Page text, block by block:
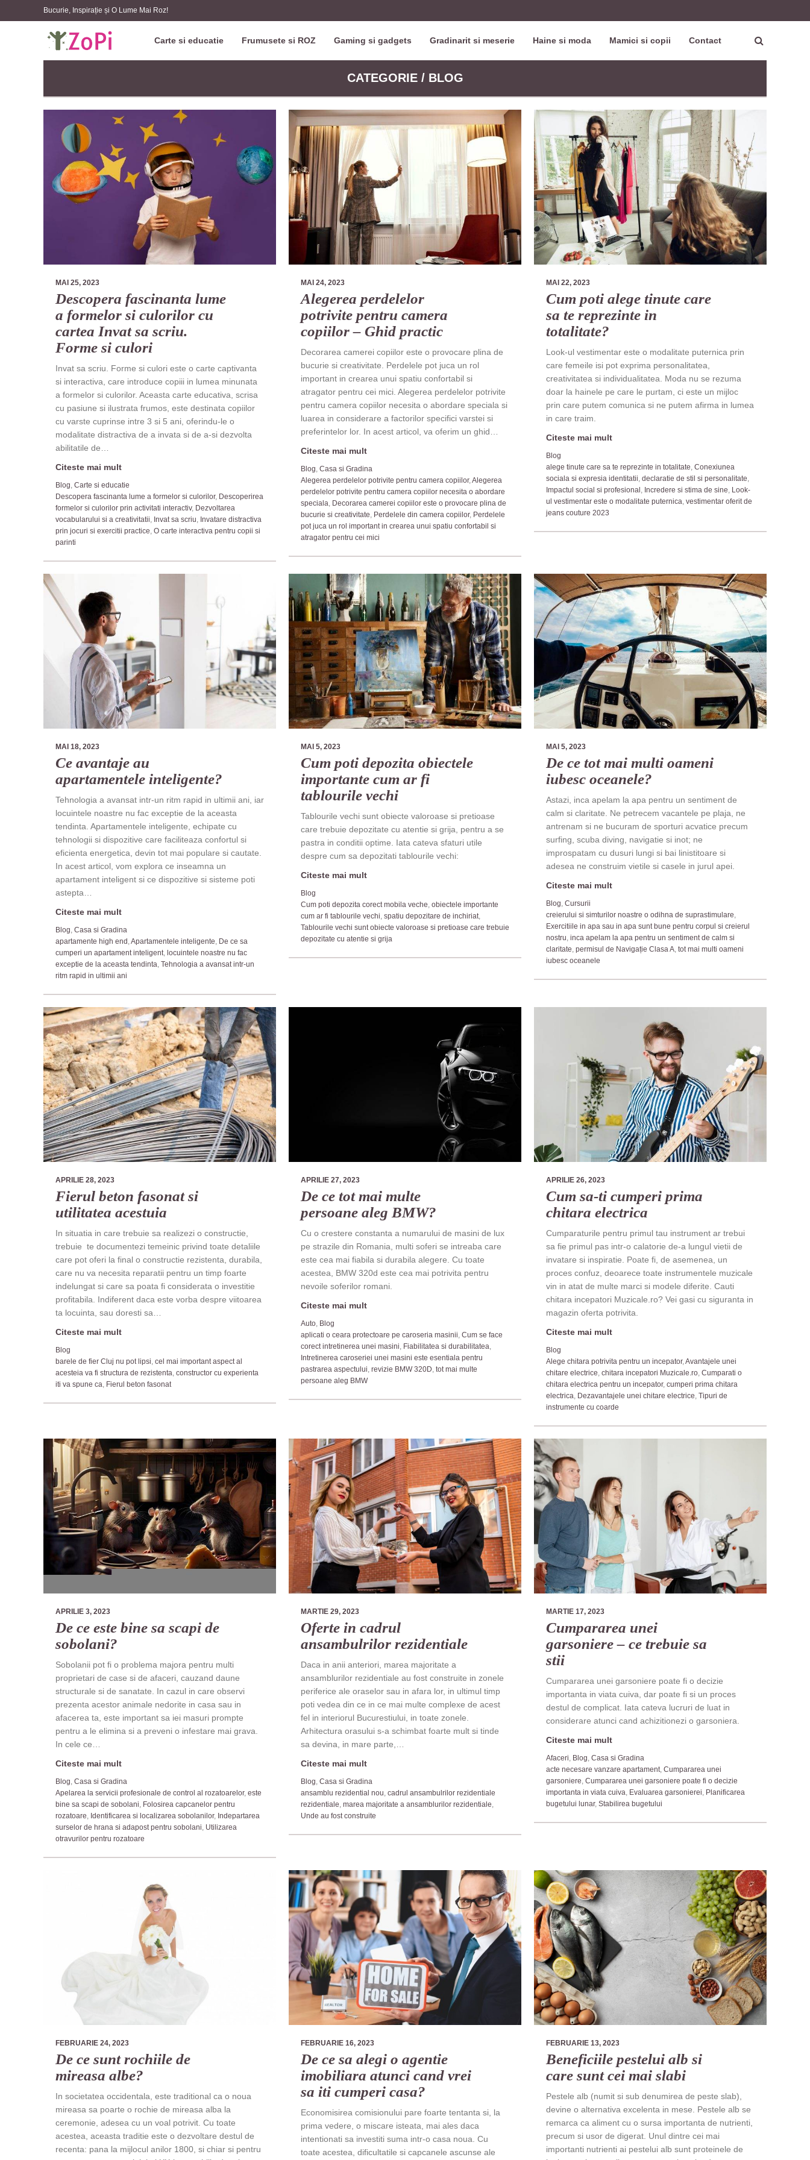
Bucurie, Inspirație și O Lume Mai Roz!
Carte si educatie Frumusete si ROZ Gaming si gadgets Gradinarit si meserie Haine si moda Mamici si copii Contact
CATEGORIE / BLOG
MAI 25, 2023
Descopera fascinanta lume
a formelor si culorilor cu
cartea Invat sa scriu.
Forme si culori
Invat sa scriu. Forme si culori este o carte captivanta
si interactiva, care introduce copiii in lumea minunata
a formelor si culorilor. Aceasta carte educativa, scrisa
cu pasiune si ilustrata frumos, este destinata copiilor
cu varste cuprinse intre 3 si 5 ani, oferindu-le o
modalitate distractiva de a invata si de a-si dezvolta
abilitatile de…
Citeste mai mult
Blog, Carte si educatie
Descopera fascinanta lume a formelor si culorilor, Descoperirea
formelor si culorilor prin activitati interactiv, Dezvoltarea
vocabularului si a creativitatii, Invat sa scriu, Invatare distractiva
prin jocuri si exercitii practice, O carte interactiva pentru copii si
parinti
MAI 24, 2023
Alegerea perdelelor
potrivite pentru camera
copiilor – Ghid practic
Decorarea camerei copiilor este o provocare plina de
bucurie si creativitate. Perdelele pot juca un rol
important in crearea unui spatiu confortabil si
atragator pentru cei mici. Alegerea perdelelor potrivite
pentru camera copiilor necesita o abordare speciala si
luarea in considerare a factorilor specifici varstei si
preferintelor lor. In acest articol, va oferim un ghid…
Citeste mai mult
Blog, Casa si Gradina
Alegerea perdelelor potrivite pentru camera copiilor,Alegerea
perdelelor potrivite pentru camera copiilor necesita o abordare
speciala, Decorarea camerei copiilor este o provocare plina de
bucurie si creativitate, Perdelele din camera copiilor, Perdelele
pot juca un rol important in crearea unui spatiu confortabil si
atragator pentru cei mici
MAI 22, 2023
Cum poti alege tinute care
sa te reprezinte in
totalitate?
Look-ul vestimentar este o modalitate puternica prin
care femeile isi pot exprima personalitatea,
creativitatea si individualitatea. Moda nu se rezuma
doar la hainele pe care le purtam, ci este un mijloc
prin care putem comunica si ne putem afirma in lumea
in care traim.
Citeste mai mult
Blog
alege tinute care sa te reprezinte in totalitate, Conexiunea
sociala si expresia identitatii, declaratie de stil si personalitate,
Impactul social si profesional , Incredere si stima de sine, Look-
ul vestimentar este o modalitate puternica, vestimentar oferit de
jeans couture 2023
MAI 18, 2023
Ce avantaje au
apartamentele inteligente?
Tehnologia a avansat intr-un ritm rapid in ultimii ani, iar
locuintele noastre nu fac exceptie de la aceasta
tendinta. Apartamentele inteligente, echipate cu
tehnologii si dispozitive care faciliteaza confortul si
eficienta energetica, devin tot mai populare si cautate.
In acest articol, vom explora ce inseamna un
apartament inteligent si ce dispozitive si sisteme poti
astepta…
Citeste mai mult
Blog, Casa si Gradina
apartamente high end ,Apartamentele inteligente, De ce sa
cumperi un apartament inteligent, locuintele noastre nu fac
exceptie de la aceasta tendinta, Tehnologia a avansat intr-un
ritm rapid in ultimii ani
MAI 5, 2023
Cum poti depozita obiectele
importante cum ar fi
tablourile vechi
Tablourile vechi sunt obiecte valoroase si pretioase
care trebuie depozitate cu atentie si grija, pentru a se
pastra in conditii optime. Iata cateva sfaturi utile
despre cum sa depozitati tablourile vechi:
Citeste mai mult
Blog
Cum poti depozita corect mobila veche, obiectele importante
cum ar fi tablourile vechi, spatiu depozitare de inchiriat,
Tablourile vechi sunt obiecte valoroase si pretioase care trebuie
depozitate cu atentie si grija
MAI 5, 2023
De ce tot mai multi oameni
iubesc oceanele?
Astazi, inca apelam la apa pentru un sentiment de
calm si claritate. Ne petrecem vacantele pe plaja, ne
antrenam si ne bucuram de sporturi acvatice precum
surfing, scuba diving, navigatie si inot; ne
improspatam cu dusuri lungi si bai linistitoare si
adesea ne construim vietile si casele in jurul apei.
Citeste mai mult
Blog, Cursurii
creierului si simturilor noastre o odihna de suprastimulare,
Exercitiile in apa sau in apa sunt bune pentru corpul si creierul
nostru, inca apelam la apa pentru un sentiment de calm si
claritate, permisul de Navigație Clasa A, tot mai multi oameni
iubesc oceanele
APRILIE 28, 2023
Fierul beton fasonat si
utilitatea acestuia
In situatia in care trebuie sa realizezi o constructie,
trebuie te documentezi temeinic privind toate detaliile
care pot oferi la final o constructie rezistenta, durabila,
care nu va necesita reparatii pentru un timp foarte
indelungat si care sa poata fi considerata o investitie
profitabila. Indiferent daca este vorba despre viitoarea
ta locuinta, sau doresti sa…
Citeste mai mult
Blog
barele de fier Cluj nu pot lipsi, cel mai important aspect al
acesteia va fi structura de rezistenta, constructor cu experienta
iti va spune ca, Fierul beton fasonat
APRILIE 27, 2023
De ce tot mai multe
persoane aleg BMW?
Cu o crestere constanta a numarului de masini de lux
pe strazile din Romania, multi soferi se intreaba care
este cea mai fiabila si durabila alegere. Cu toate
acestea, BMW 320d este cea mai potrivita pentru
nevoile soferilor romani.
Citeste mai mult
Auto, Blog
aplicati o ceara protectoare pe caroseria masinii, Cum se face
corect intretinerea unei masini, Fiabilitatea si durabilitatea,
Intretinerea caroseriei unei masini este esentiala pentru
pastrarea aspectului, revizie BMW 320D, tot mai multe
persoane aleg BMW
APRILIE 26, 2023
Cum sa-ti cumperi prima
chitara electrica
Cumparaturile pentru primul tau instrument ar trebui
sa fie primul pas intr-o calatorie de-a lungul vietii de
invatare si inspiratie. Poate fi, de asemenea, un
proces confuz, deoarece toate instrumentele muzicale
vin in atat de multe marci si modele diferite. Cauti
chitara incepatori Muzicale.ro? Vei gasi cu siguranta in
magazin oferta potrivita.
Citeste mai mult
Blog
Alege chitara potrivita pentru un incepator,Avantajele unei
chitare electrice, chitara incepatori Muzicale.ro, Cumparati o
chitara electrica pentru un incepator, cumperi prima chitara
electrica, Dezavantajele unei chitare electrice, Tipuri de
instrumente cu coarde
APRILIE 3, 2023
De ce este bine sa scapi de
sobolani?
Sobolanii pot fi o problema majora pentru multi
proprietari de case si de afaceri, cauzand daune
structurale si de sanatate. In cazul in care observi
prezenta acestor animale nedorite in casa sau in
afacerea ta, este important sa iei masuri prompte
pentru a le elimina si a preveni o infestare mai grava.
In cele ce…
Citeste mai mult
Blog, Casa si Gradina
Apelarea la servicii profesionale de control al rozatoarelor, este
bine sa scapi de sobolani, Folosirea capcanelor pentru
rozatoare, Identificarea si localizarea sobolanilor, Indepartarea
surselor de hrana si adapost pentru sobolani, Utilizarea
otravurilor pentru rozatoare
MARTIE 29, 2023
Oferte in cadrul
ansambulrilor rezidentiale
Daca in anii anteriori, marea majoritate a
ansamblurilor rezidentiale au fost construite in zonele
periferice ale oraselor sau in afara lor, in ultimul timp
poti vedea din ce in ce mai multe complexe de acest
fel in interiorul Bucurestiului, in toate zonele.
Arhitectura orasului s-a schimbat foarte mult si tinde
sa devina, in mare parte,…
Citeste mai mult
Blog, Casa si Gradina
ansamblu rezidential nou, cadrul ansambulrilor rezidentiale
rezidentiale, marea majoritate a ansamblurilor rezidentiale,
Unde au fost construite
MARTIE 17, 2023
Cumpararea unei
garsoniere – ce trebuie sa
stii
Cumpararea unei garsoniere poate fi o decizie
importanta in viata cuiva, dar poate fi si un proces
destul de complicat. Iata cateva lucruri de luat in
considerare atunci cand achizitionezi o garsoniera.
Citeste mai mult
Afaceri, Blog, Casa si Gradina
acte necesare vanzare apartament, Cumpararea unei
garsoniere, Cumpararea unei garsoniere poate fi o decizie
importanta in viata cuiva, Evaluarea garsonierei, Planificarea
bugetului lunar, Stabilirea bugetului
FEBRUARIE 24, 2023
De ce sunt rochiile de
mireasa albe?
In societatea occidentala, este traditional ca o noua
mireasa sa poarte o rochie de mireasa alba la
ceremonie, adesea cu un voal potrivit. Cu toate
acestea, aceasta traditie este o dezvoltare destul de
recenta: pana la mijlocul anilor 1800, si chiar si pentru
FEBRUARIE 16, 2023
De ce sa alegi o agentie
imobiliara atunci cand vrei
sa iti cumperi casa?
Economisirea comisionului pare foarte tentanta si, la
prima vedere, o miscare isteata, mai ales daca
intentionati sa investiti suma intr-o casa noua. Cu
toate acestea, dificultatile si capcanele ascunse ale
FEBRUARIE 13, 2023
Beneficiile pestelui alb si
care sunt cei mai slabi
Pestele alb (numit si sub denumirea de peste slab),
devine o alternativa excelenta in mese. Pestele alb se
remarca ca aliment cu o sursa importanta de nutrienti,
precum si usor de digerat. Unul dintre cei mai
importanti nutrienti ai pestelui alb sunt proteinele de